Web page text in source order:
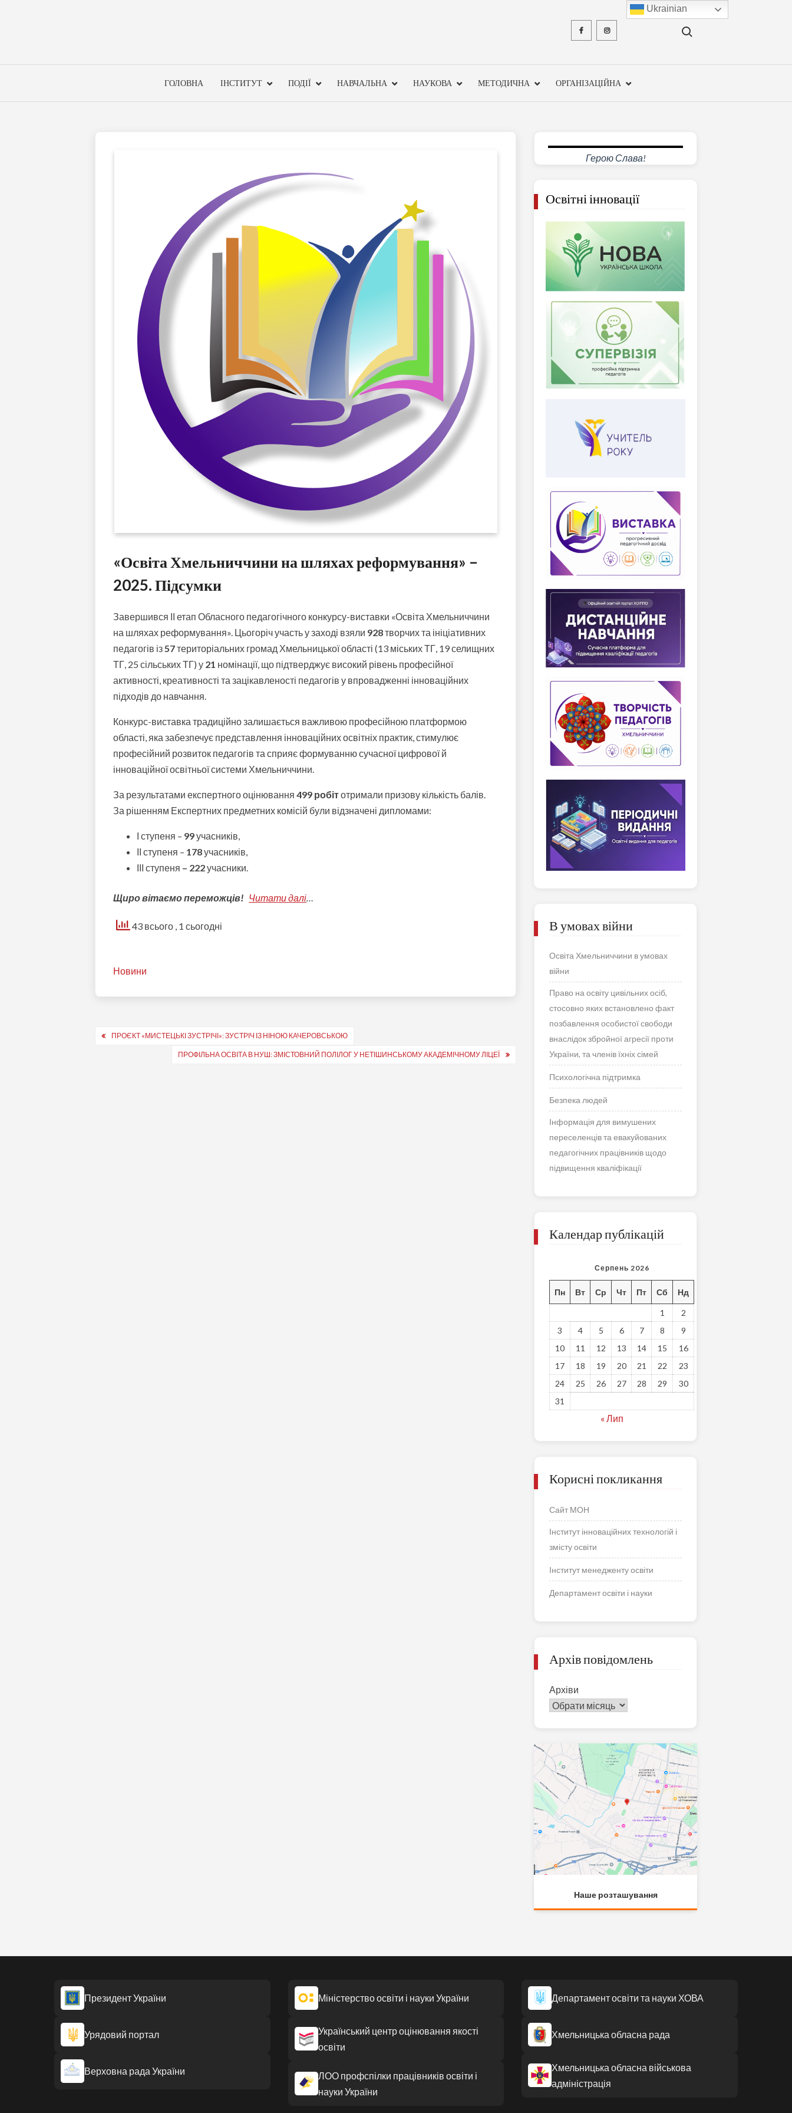
FacebookInstagram Search for:
ГОЛОВНА ІНСТИТУТ ПОДІЇ НАВЧАЛЬНА НАУКОВА МЕТОДИЧНА ОРГАНІЗАЦІЙНА
«Освіта Хмельниччини на шляхах реформування» –
2025. Підсумки
Завершився ІІ етап Обласного педагогічного конкурсу-виставки «Освіта Хмельниччини
на шляхах реформування». Цьогоріч участь у заході взяли 928творчих та ініціативних
педагогів із57територіальних громад Хмельницької області (13 міських ТГ, 19 селищних
ТГ, 25 сільських ТГ) у 21 номінації, що підтверджує високий рівень професійної
активності, креативності та зацікавленості педагогів у впровадженні інноваційних
підходів до навчання.
Конкурс-виставка традиційно залишається важливою професійною платформою
області, яка забезпечує представлення інноваційних освітніх практик, стимулює
професійний розвиток педагогів та сприяє формуванню сучасної цифрової й
інноваційної освітньої системи Хмельниччини.
За результатами експертного оцінювання499 робітотримали призову кількість балів.
За рішенням Експертних предметних комісій були відзначені дипломами:
І ступеня – 99учасників,
ІІ ступеня – 178учасників,
ІІІ ступеня – 222учасники.
Щиро вітаємо переможців! Читати далі…
43 всього , 1 сьогодні
Новини
Навігація
ПРОЄКТ «МИСТЕЦЬКІ ЗУСТРІЧІ»: ЗУСТРІЧ ІЗ НІНОЮ КАЧЕРОВСЬКОЮ
ПРОФІЛЬНА ОСВІТА В НУШ: ЗМІСТОВНИЙ ПОЛІЛОГ У НЕТІШИНСЬКОМУ АКАДЕМІЧНОМУ ЛІЦЕЇ
Герою Слава!
Освітні інновації
В умовах війни
Освіта Хмельниччини в умовах
війни
Право на освіту цивільних осіб,
стосовно яких встановлено факт
позбавлення особистої свободи
внаслідок збройної агресії проти
України, та членів їхніх сімей
Психологічна підтримка
Безпека людей
Інформація для вимушених
переселенців та евакуйованих
педагогічних працівників щодо
підвищення кваліфікації
Календар публікацій
Серпень 2026
Пн Вт Ср Чт Пт Сб Нд
1
2
3
4 5 6 7 8
9
10
11 12 13 14 15
16
17
18 19 20 21 22
23
24
25 26 27 28 29
30
31
« Лип
Корисні покликання
Сайт МОН
Інститут інноваційних технологій і
змісту освіти
Інститут менедженту освіти
Департамент освіти і науки
Архів повідомлень
Архіви
Наше розташування
Президент України
Урядовий портал
Верховна рада України
Міністерство освіти і науки України
Український центр оцінювання якості
освіти
ЛОО профспілки працівників освіти і
науки України
Департамент освіти та науки ХОВА
Хмельницька обласна рада
Хмельницька обласна військова
адміністрація
Ukrainian